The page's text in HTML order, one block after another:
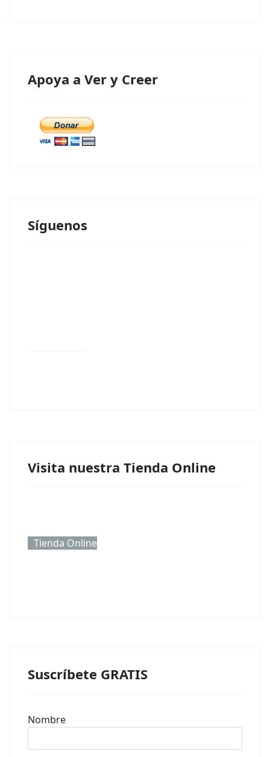
Apoya a Ver y Creer
Síguenos
Visita nuestra Tienda Online
Tienda Online
Suscríbete GRATIS
Nombre